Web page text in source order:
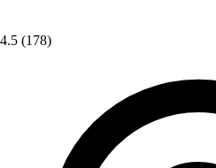
4.5 (178)